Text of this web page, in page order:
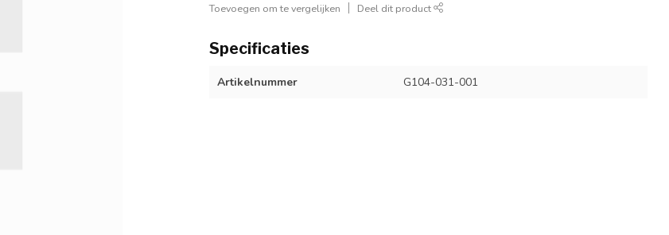
Toevoegen om te vergelijken Deel dit product
Specificaties
Artikelnummer G104-031-001